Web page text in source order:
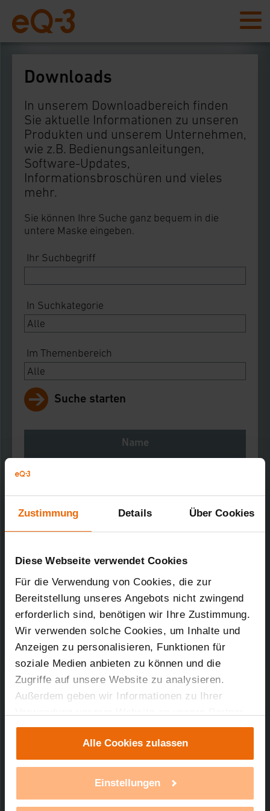
Zustimmung Details Über Cookies
Diese Webseite verwendet Cookies
Für die Verwendung von Cookies, die zur
Bereitstellung unseres Angebots nicht zwingend
erforderlich sind, benötigen wir Ihre Zustimmung.
Wir verwenden solche Cookies, um Inhalte und
Anzeigen zu personalisieren, Funktionen für
soziale Medien anbieten zu können und die
Zugriffe auf unsere Website zu analysieren.
Außerdem geben wir Informationen zu Ihrer
Verwendung unserer Website an unsere Partner
für soziale Medien, Werbung und Analysen weiter.
Unsere Partner führen diese Informationen
möglicherweise mit weiteren Daten zusammen,
die Sie ihnen bereitgestellt haben oder die sie im
Alle Cookies zulassen
Einstellungen
Downloads
In unserem Downloadbereich finden
Sie aktuelle Informationen zu unseren
Produkten und unserem Unternehmen,
wie z.B. Bedienungsanleitungen,
Software-Updates,
Informationsbroschüren und vieles
mehr.
Sie können Ihre Suche ganz bequem in die
untere Maske eingeben.
Ihr Suchbegriff
In Suchkategorie
Im Themenbereich
Suche starten
Name
Innogy Tür-/Fenstersensor 2.0 (optisch)
Kurz-Bez.: WDSo 2.0
Artikel-Nr.: 140733E0A
16.07.2019
152,18 KB
Technischer Support
unserer Produkte?
mehr Infos